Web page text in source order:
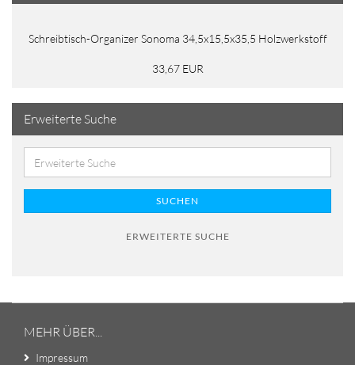
Schreibtisch-Organizer Sonoma 34,5x15,5x35,5 Holzwerkstoff
33,67 EUR
Erweiterte Suche
SUCHEN
ERWEITERTE SUCHE
MEHR ÜBER...
Impressum